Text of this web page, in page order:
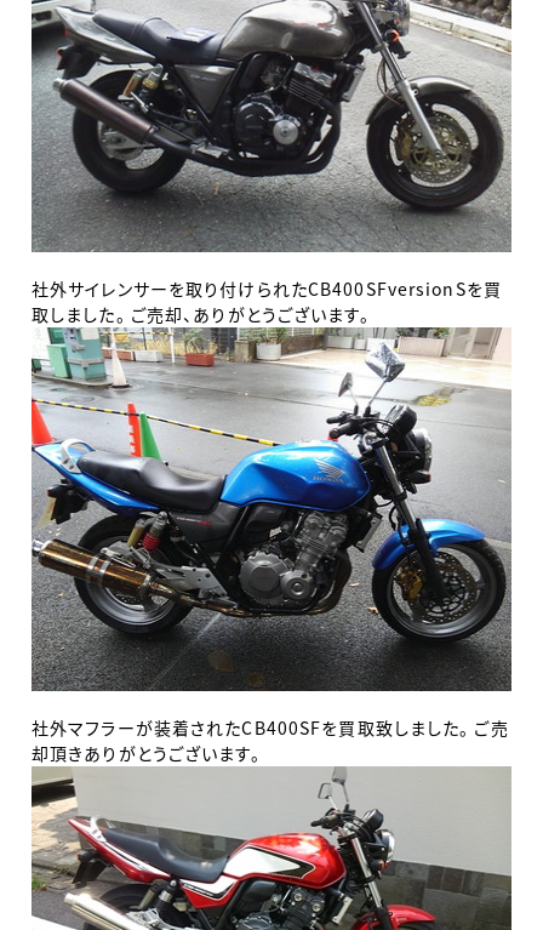
社外サイレンサーを取り付けられたCB400SFversionSを買
取しました。 ご売却、ありがとうございます。
社外マフラーが装着されたCB400SFを買取致しました。 ご売
却頂きありがとうございます。